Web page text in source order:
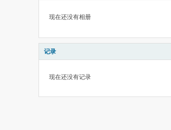
现在还没有相册
记录
现在还没有记录